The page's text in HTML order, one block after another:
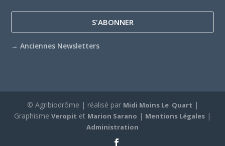
→Anciennes Newsletters
© Agribiodrôme | réalisé par Midi Moins Le Quart |
Graphisme Veropit et Marion Sarano | Mentions Légales |
Administration